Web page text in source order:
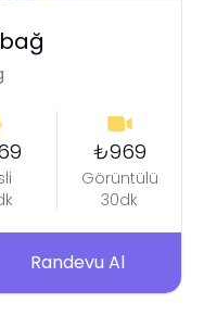
₺969
Görüntülü
30dk
Randevu Al